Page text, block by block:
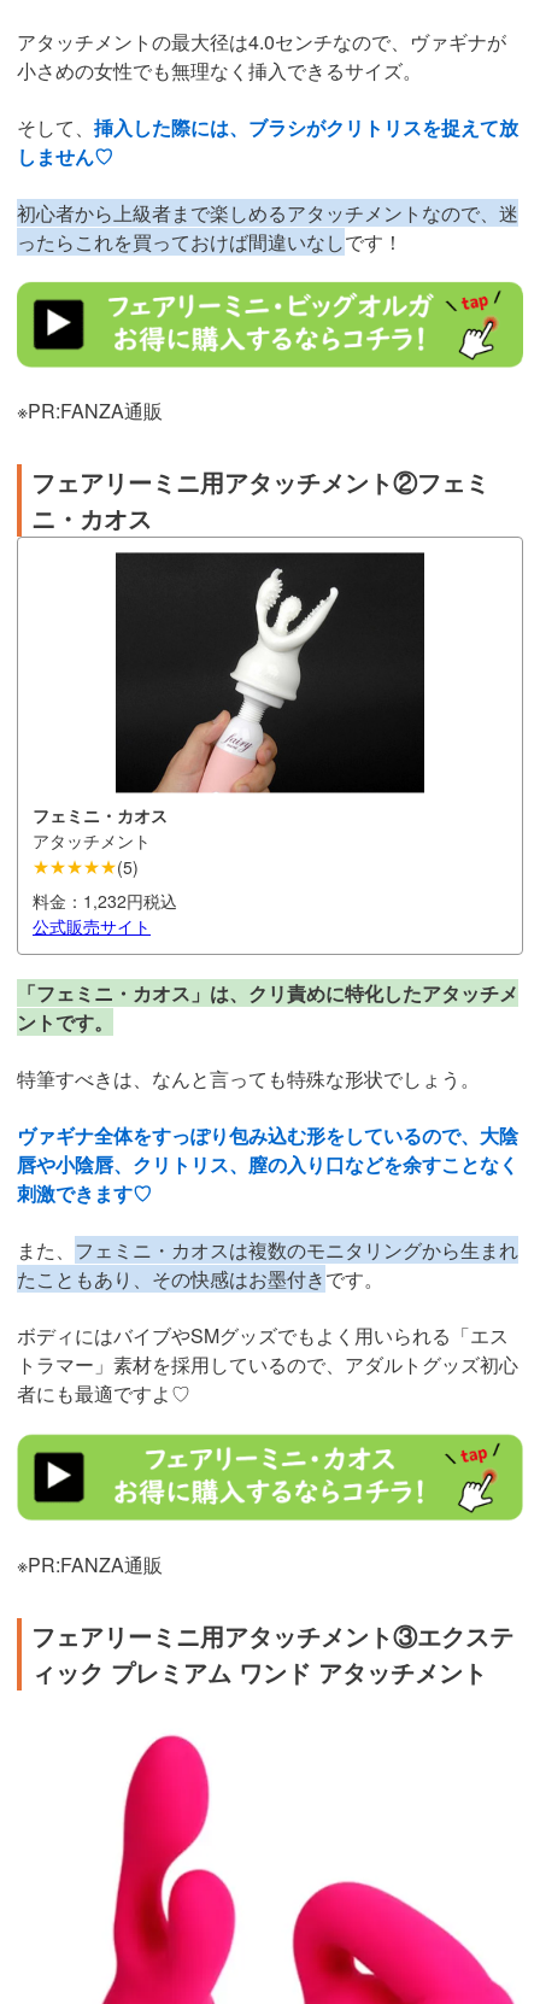
アタッチメントの最大径は4.0センチなので、ヴァギナが
小さめの女性でも無理なく挿入できるサイズ。
そして、 挿入した際には、ブラシがクリトリスを捉えて放
しません♡
初心者から上級者まで楽しめるアタッチメントなので、迷
ったらこれを買っておけば間違いなしです！
https://al.dmm.co.jp/?
lurl=https%3A%2F%2Fwww.dmm.co.jp%2Fmono%2Fgoods%2F-
%2Fdetail%2F%3D%2Fcid%3Dsonota0165so%2F&af_id=trip01-
007&ch=toolbar&ch_id=link
※PR:FANZA通販
フェアリーミニ用アタッチメント②フェミ
ニ・カオス
フェミニ・カオス
アタッチメント
★★★★★(5)
料金： 1,232円税込
公式販売サイト
「フェミニ・カオス」は、クリ責めに特化したアタッチメ
ントです。
特筆すべきは、なんと言っても特殊な形状でしょう。
ヴァギナ全体をすっぽり包み込む形をしているので、大陰
唇や小陰唇、クリトリス、膣の入り口などを余すことなく
刺激できます♡
また、 フェミニ・カオスは複数のモニタリングから生まれ
たこともあり、その快感はお墨付きです。
ボディにはバイブやSMグッズでもよく用いられる「エス
トラマー」素材を採用しているので、アダルトグッズ初心
者にも最適ですよ♡
https://al.dmm.co.jp/?
lurl=https%3A%2F%2Fwww.dmm.co.jp%2Fmono%2Fgoods%2F-
%2Fdetail%2F%3D%2Fcid%3Dvibrator0348%2F&af_id=trip01-
007&ch=toolbar&ch_id=link
※PR:FANZA通販
フェアリーミニ用アタッチメント③エクステ
ィック プレミアム ワンド アタッチメント